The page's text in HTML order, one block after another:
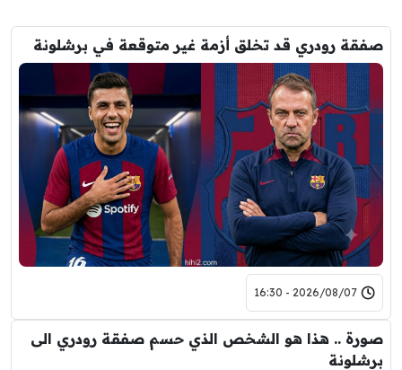
صفقة رودري قد تخلق أزمة غير متوقعة في برشلونة
2026/08/07 - 16:30
صورة .. هذا هو الشخص الذي حسم صفقة رودري الى
برشلونة